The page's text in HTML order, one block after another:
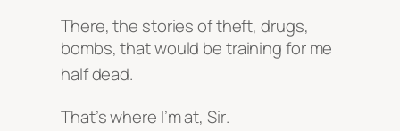
There, the stories of theft, drugs,
bombs, that would be training for me
half dead.
That’s where I’m at, Sir.